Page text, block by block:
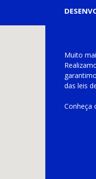
Muito
das leis
Conheça